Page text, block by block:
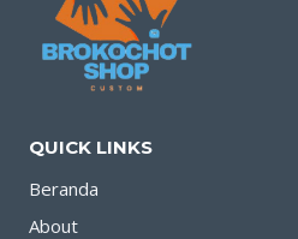
QUICK LINKS
Beranda
About